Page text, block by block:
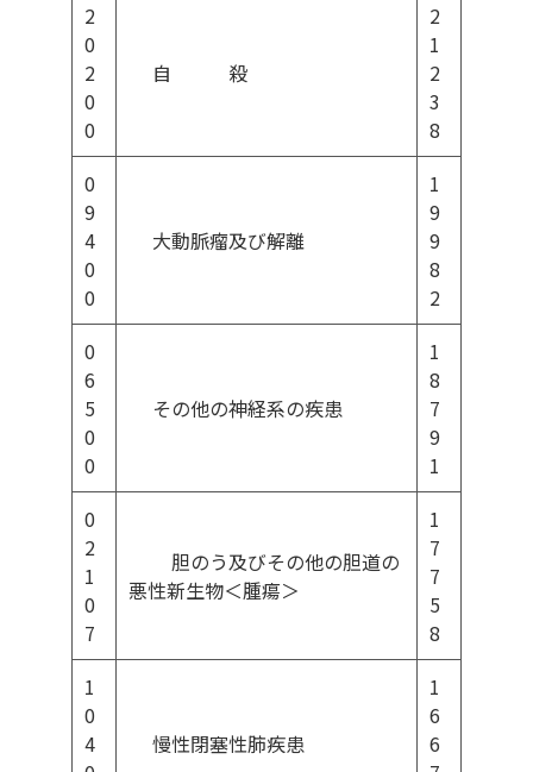
2
0
2
0
0
自 殺
2
1
2
3
8
0
9
4
0
0
大動脈瘤及び解離
1
9
9
8
2
0
6
5
0
0
その他の神経系の疾患
1
8
7
9
1
0
2
1
0
7
胆のう及びその他の胆道の
悪性新生物＜腫瘍＞
1
7
7
5
8
1
0
4
慢性閉塞性肺疾患
1
6
6